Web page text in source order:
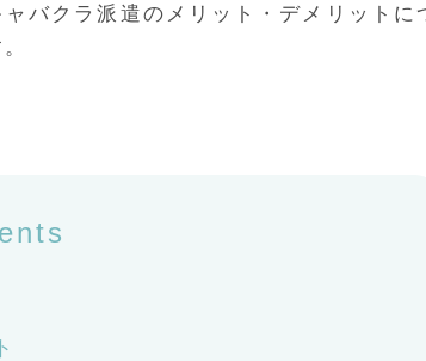
バクラ派遣のメリット・デメリットに